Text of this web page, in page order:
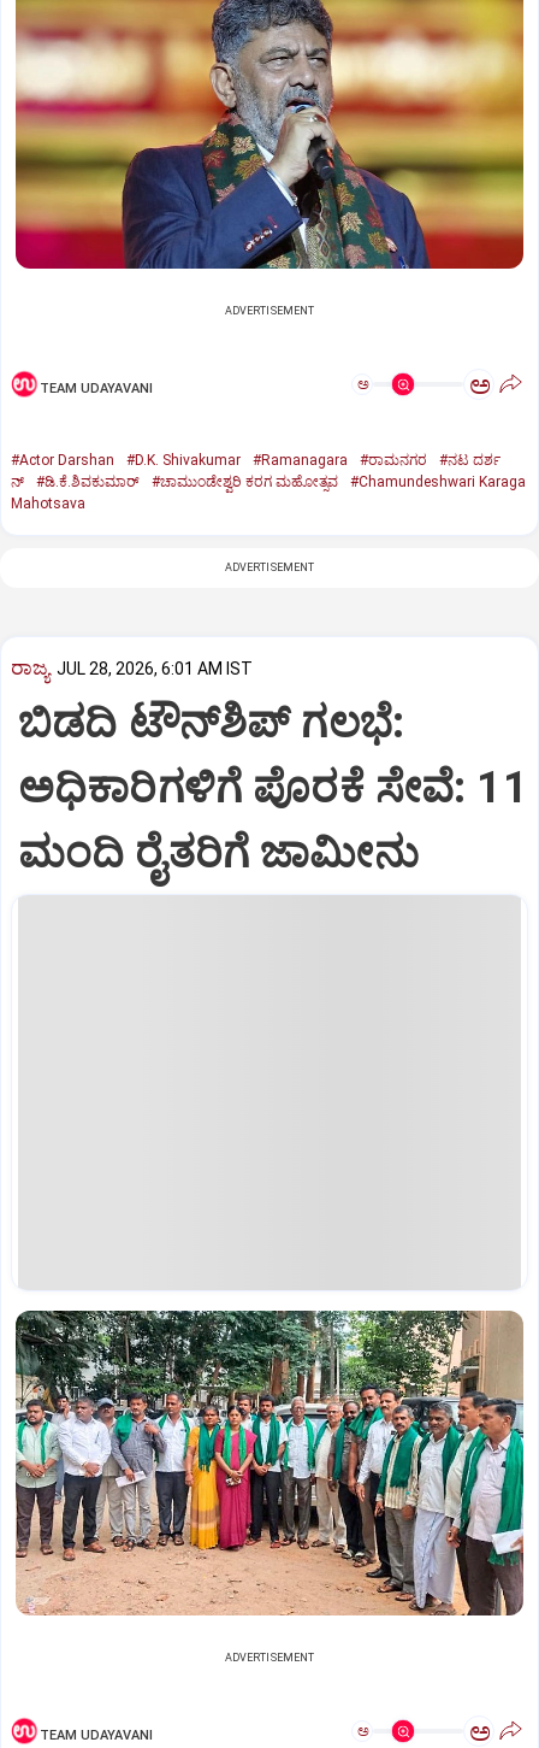
ADVERTISEMENT
TEAM UDAYAVANI ಅ ಅ
#Actor Darshan #D.K. Shivakumar #Ramanagara #ರಾಮನಗರ
#ನಟ ದರ್ಶ
ನ್
#ಡಿ.ಕೆ.ಶಿವಕುಮಾರ್ #ಚಾಮುಂಡೇಶ್ವರಿ ಕರಗ ಮಹೋತ್ಸವ
#Chamundeshwari Karaga
Mahotsava
ADVERTISEMENT
ರಾಜ್ಯ JUL 28, 2026, 6:01 AM IST
ಬಿಡದಿ ಟೌನ್‌ಶಿಪ್‌ ಗಲಭೆ:
ಅಧಿಕಾರಿಗಳಿಗೆ ಪೊರಕೆ ಸೇವೆ: 11
ಮಂದಿ ರೈತರಿಗೆ ಜಾಮೀನು
ADVERTISEMENT
TEAM UDAYAVANI ಅ ಅ